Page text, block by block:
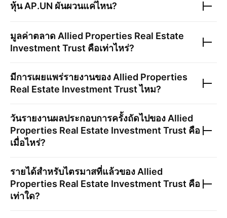
หุ้นAP.UN ผันผวนแค่ไหน?
มูลค่าตลาด Allied Properties Real Estate
Investment Trust คือเท่าไหร่?
มีการเผยแพร่รายงานของ Allied Properties
Real Estate Investment Trustไหม?
วันรายงานผลประกอบการครั้งถัดไปของ Allied
Properties Real Estate Investment Trust คือ
เมื่อไหร่?
รายได้สำหรับไตรมาสที่แล้วของ Allied
Properties Real Estate Investment Trust คือ
เท่าใด?